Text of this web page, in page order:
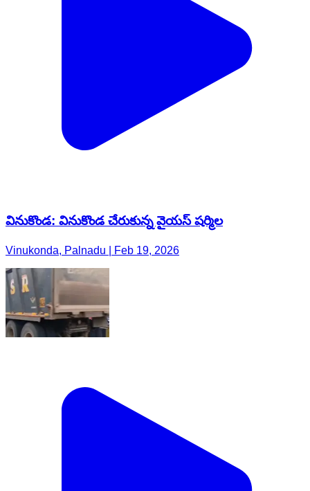
వినుకొండ: వినుకొండ చేరుకున్న వైయస్ షర్మిల
Vinukonda, Palnadu | Feb 19, 2026